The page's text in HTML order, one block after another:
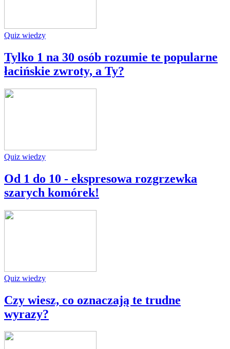
Quiz wiedzy
Tylko 1 na 30 osób rozumie te popularne
łacińskie zwroty, a Ty?
Quiz wiedzy
Od 1 do 10 - ekspresowa rozgrzewka
szarych komórek!
Quiz wiedzy
Czy wiesz, co oznaczają te trudne
wyrazy?